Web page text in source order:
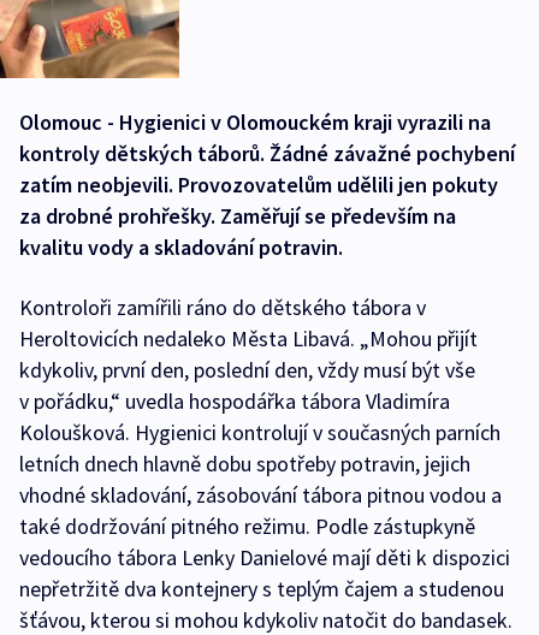
Olomouc - Hygienici v Olomouckém kraji vyrazili na
kontroly dětských táborů. Žádné závažné pochybení
zatím neobjevili. Provozovatelům udělili jen pokuty
za drobné prohřešky. Zaměřují se především na
kvalitu vody a skladování potravin.
Kontroloři zamířili ráno do dětského tábora v
Heroltovicích nedaleko Města Libavá. „Mohou přijít
kdykoliv, první den, poslední den, vždy musí být vše
v pořádku,“ uvedla hospodářka tábora Vladimíra
Koloušková. Hygienici kontrolují v současných parních
letních dnech hlavně dobu spotřeby potravin, jejich
vhodné skladování, zásobování tábora pitnou vodou a
také dodržování pitného režimu. Podle zástupkyně
vedoucího tábora Lenky Danielové mají děti k dispozici
nepřetržitě dva kontejnery s teplým čajem a studenou
šťávou, kterou si mohou kdykoliv natočit do bandasek.